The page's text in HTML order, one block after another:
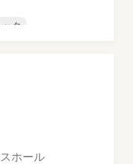
ク
ホール